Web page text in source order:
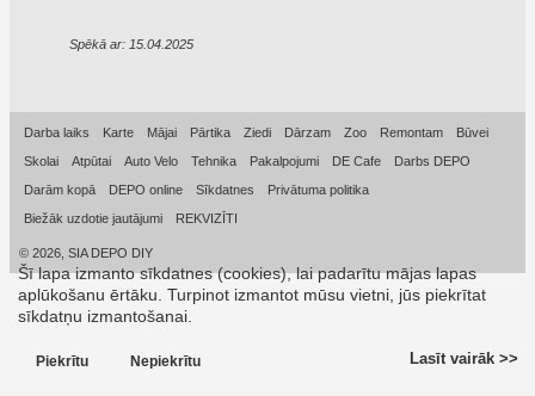
Šī lapa izmanto sīkdatnes (cookies), lai padarītu mājas lapas
aplūkošanu ērtāku. Turpinot izmantot mūsu vietni, jūs piekrītat
sīkdatņu izmantošanai.
Piekrītu Nepiekrītu Lasīt vairāk >>
Spēkā ar: 15.04.2025
Darba laiks Karte Mājai Pārtika Ziedi Dārzam Zoo Remontam
Būvei
Skolai
Atpūtai Auto Velo Tehnika Pakalpojumi DE Cafe
Darbs DEPO
Darām kopā
DEPO online Sīkdatnes
Privātuma politika
Biežāk uzdotie jautājumi
REKVIZĪTI
© 2026, SIA DEPO DIY